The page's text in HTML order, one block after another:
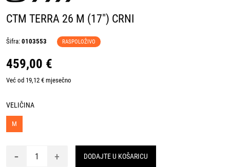
CTM TERRA 26 M (17") CRNI
Šifra: 0103553 RASPOLOŽIVO
459,00 €
Već od 19,12 € mjesečno
VELIČINA
M
- + DODAJTE U KOŠARICU